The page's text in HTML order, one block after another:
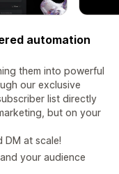
automation
them into powerful
our exclusive
list directly
but on your
DM at scale!
your audience